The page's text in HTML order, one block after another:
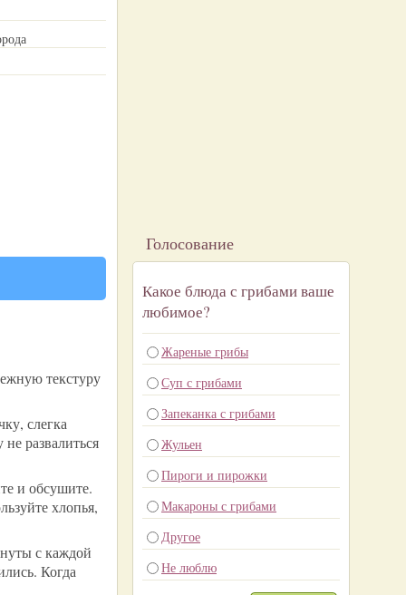
текстуру
слегка
развалиться
и обсушите.
хлопья,
с каждой
Когда
Голосование
Какое блюда с грибами ваше
любимое?
Жареные грибы
Суп с грибами
Запеканка с грибами
Жульен
Пироги и пирожки
Макароны с грибами
Другое
Не люблю